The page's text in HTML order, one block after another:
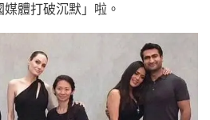
體打破沉默」啦。